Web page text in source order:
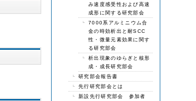
み速度感受性および高速
成形に関する研究部会
7000系アルミニウム合
金の時効析出と耐SCC
性・微量元素効果に関す
る研究部会
析出現象のゆらぎと核形
成・成長研究部会
研究部会報告書
先行研究部会とは
新設先行研究部会 参加者